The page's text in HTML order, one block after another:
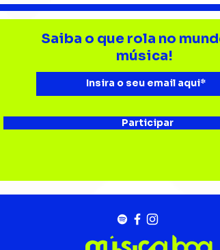
Djonga reúne multidão e
reforça
representatividade do
rap no João Rock
Saiba o que rola no
música!
Participar